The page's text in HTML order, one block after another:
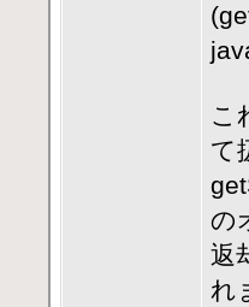
こ
て
の
返
れ